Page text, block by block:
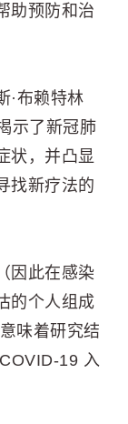
助预防和治
·布赖特林
示了新冠肺
状，并凸显
找新疗法的
因此在感染
的个人组成
味着研究结
19 入